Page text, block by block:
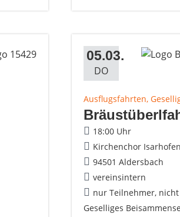
05.03.
DO
Ausflugsfahrten,
18:00 Uhr
Kirchenchor Isarhofen
94501 Aldersbach
vereinsintern
nur Teilnehmer,
Geselliges